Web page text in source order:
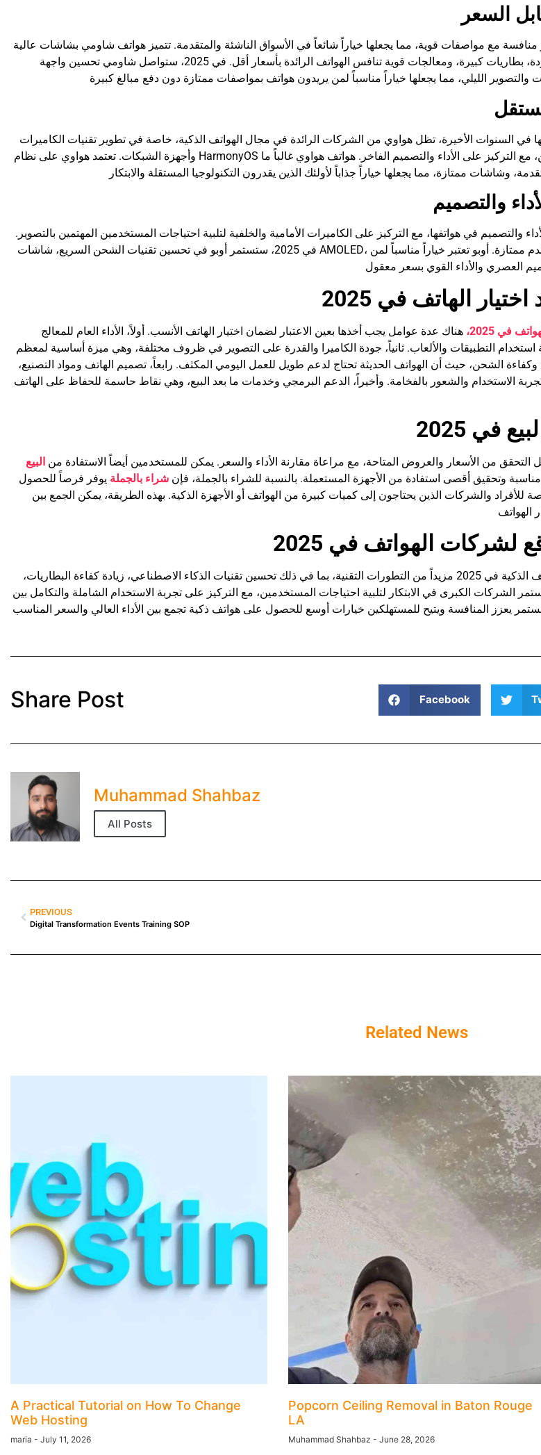
السعر
مع مواصفات قوية، مما يجعلها خياراً شائعاً في الأسواق الناشئة والمتقدمة. تتميز هواتف شاومي بشاشات عالية
الجودة، بطاريات كبيرة، ومعالجات قوية تنافس الهواتف الرائدة بأسعار أقل. في 2025، ستواصل شاومي تحسين واجهة MIUI لتوفير تجربة مستخدم
في السنوات الأخيرة، تظل هواوي من الشركات الرائدة في مجال الهواتف الذكية، خاصة في تطوير تقنيات الكاميرات
وأجهزة الشبكات. تعتمد هواوي على نظام HarmonyOS لتوفير تجربة سلسة للمستخدمين، مع التركيز على الأداء والتصميم الفاخر. هواتف هواوي غالباً ما
والتصميم
والتصميم في هواتفها، مع التركيز على الكاميرات الأمامية والخلفية لتلبية احتياجات المستخدمين المهتمين بالتصوير.
في 2025، ستستمر أوبو في تحسين تقنيات الشحن السريع، شاشات AMOLED، وأداء المعالج لتوفير تجربة مستخدم ممتازة. أوبو تعتبر خياراً مناسباً لمن
الهاتف في 2025
في 2025،
هناك عدة عوامل يجب أخذها بعين الاعتبار لضمان اختيار الهاتف الأنسب. أولاً، الأداء العام للمعالج
التطبيقات والألعاب. ثانياً، جودة الكاميرا والقدرة على التصوير في ظروف مختلفة، وهي ميزة أساسية لمعظم
وكفاءة الشحن، حيث أن الهواتف الحديثة تحتاج لدعم طويل للعمل اليومي المكثف. رابعاً، تصميم الهاتف ومواد التصنيع،
الاستخدام والشعور بالفخامة. وأخيراً، الدعم البرمجي وخدمات ما بعد البيع، وهي نقاط حاسمة للحفاظ على الهاتف
في 2025
التحقق من الأسعار والعروض المتاحة، مع مراعاة مقارنة الأداء والسعر. يمكن للمستخدمين أيضاً الاستفادة من البيع
مناسبة وتحقيق أقصى استفادة من الأجهزة المستعملة. بالنسبة للشراء بالجملة، فإن شراء بالجملة يوفر فرصاً للحصول
والشركات الذين يحتاجون إلى كميات كبيرة من الهواتف أو الأجهزة الذكية. بهذه الطريقة، يمكن الجمع بين
لشركات الهواتف في 2025
من المتوقع أن يشهد سوق الهواتف الذكية في 2025 مزيداً من التطورات التقنية، بما في ذلك تحسين تقنيات الذكاء الاصطناعي، زيادة كفاءة البطاريات،
الشركات الكبرى في الابتكار لتلبية احتياجات المستخدمين، مع التركيز على تجربة الاستخدام الشاملة والتكامل بين
Share Post Facebook
Muhammad Shahbaz
All Posts
PREVIOUS
Digital Transformation Events Training SOP
Related News
A Practical Tutorial on How To Change
Web Hosting
maria July 11, 2026
Popcorn Ceiling Removal in Baton Rouge
LA
Muhammad Shahbaz June 28, 2026